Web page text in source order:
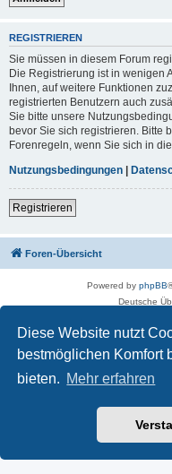
Diese Website nutzt
bestmöglichen Komfort
bieten. Mehr erfahren
REGISTRIEREN
Sie müssen in diesem Forum
Die Registrierung ist in wenigen
Ihnen, auf weitere Funktionen
registrierten Benutzern auch
Sie bitte unsere
bevor Sie sich registrieren. Bitte
Forenregeln, wenn Sie sich in
Nutzungsbedingungen |
Registrieren
Foren-Übersicht
Powered by phpBB
Deutsche